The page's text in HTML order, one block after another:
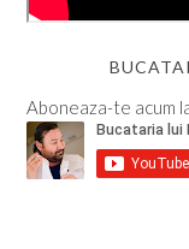
Aboneaza-te acum